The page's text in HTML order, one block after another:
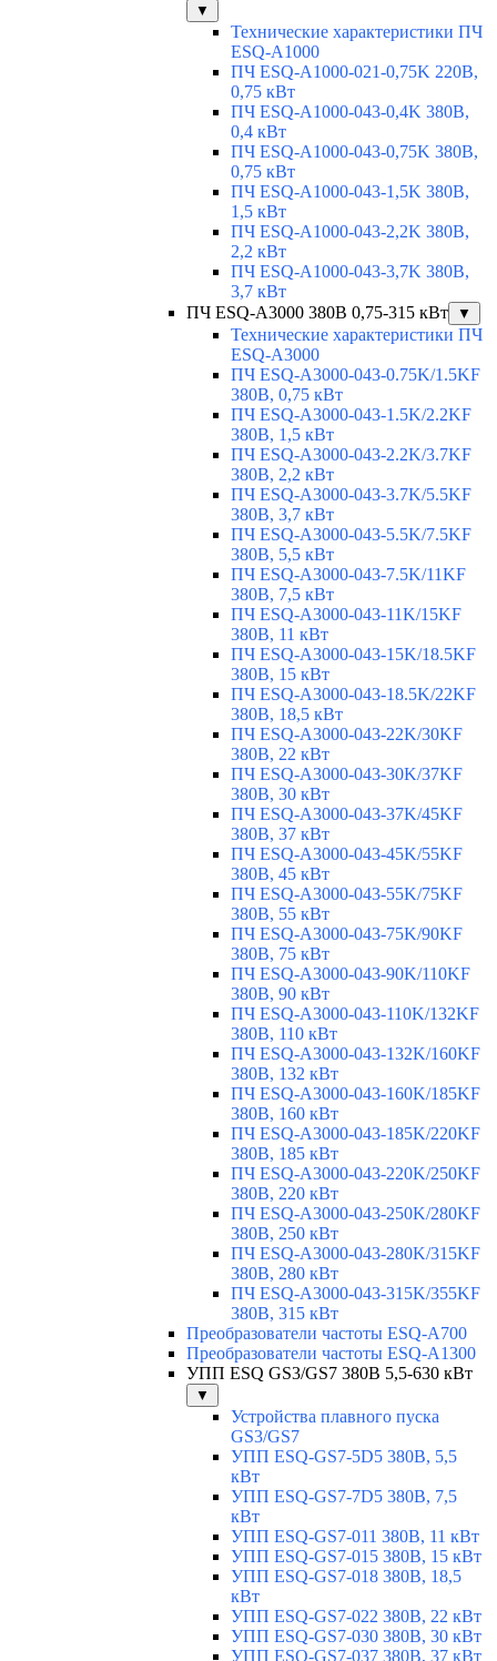
▼
Технические характеристики ПЧ
ESQ-A1000
ПЧ ESQ-A1000-021-0,75K 220В,
0,75 кВт
ПЧ ESQ-A1000-043-0,4K 380В,
0,4 кВт
ПЧ ESQ-A1000-043-0,75K 380В,
0,75 кВт
ПЧ ESQ-A1000-043-1,5K 380В,
1,5 кВт
ПЧ ESQ-A1000-043-2,2K 380В,
2,2 кВт
ПЧ ESQ-A1000-043-3,7K 380В,
3,7 кВт
ПЧ ESQ-A3000 380В 0,75-315 кВт
▼
Технические характеристики ПЧ
ESQ-A3000
ПЧ ESQ-A3000-043-0.75K/1.5KF
380В, 0,75 кВт
ПЧ ESQ-A3000-043-1.5K/2.2KF
380В, 1,5 кВт
ПЧ ESQ-A3000-043-2.2K/3.7KF
380В, 2,2 кВт
ПЧ ESQ-A3000-043-3.7K/5.5KF
380В, 3,7 кВт
ПЧ ESQ-A3000-043-5.5K/7.5KF
380В, 5,5 кВт
ПЧ ESQ-A3000-043-7.5K/11KF
380В, 7,5 кВт
ПЧ ESQ-A3000-043-11K/15KF
380В, 11 кВт
ПЧ ESQ-A3000-043-15K/18.5KF
380В, 15 кВт
ПЧ ESQ-A3000-043-18.5K/22KF
380В, 18,5 кВт
ПЧ ESQ-A3000-043-22K/30KF
380В, 22 кВт
ПЧ ESQ-A3000-043-30K/37KF
380В, 30 кВт
ПЧ ESQ-A3000-043-37K/45KF
380В, 37 кВт
ПЧ ESQ-A3000-043-45K/55KF
380В, 45 кВт
ПЧ ESQ-A3000-043-55K/75KF
380В, 55 кВт
ПЧ ESQ-A3000-043-75K/90KF
380В, 75 кВт
ПЧ ESQ-A3000-043-90K/110KF
380В, 90 кВт
ПЧ ESQ-A3000-043-110K/132KF
380В, 110 кВт
ПЧ ESQ-A3000-043-132K/160KF
380В, 132 кВт
ПЧ ESQ-A3000-043-160K/185KF
380В, 160 кВт
ПЧ ESQ-A3000-043-185K/220KF
380В, 185 кВт
ПЧ ESQ-A3000-043-220K/250KF
380В, 220 кВт
ПЧ ESQ-A3000-043-250K/280KF
380В, 250 кВт
ПЧ ESQ-A3000-043-280K/315KF
380В, 280 кВт
ПЧ ESQ-A3000-043-315K/355KF
380В, 315 кВт
Преобразователи частоты ESQ-A700
Преобразователи частоты ESQ-A1300
УПП ESQ GS3/GS7 380В 5,5-630 кВт
▼
Устройства плавного пуска
GS3/GS7
УПП ESQ-GS7-5D5 380В, 5,5
кВт
УПП ESQ-GS7-7D5 380В, 7,5
кВт
УПП ESQ-GS7-011 380В, 11 кВт
УПП ESQ-GS7-015 380В, 15 кВт
УПП ESQ-GS7-018 380В, 18,5
кВт
УПП ESQ-GS7-022 380В, 22 кВт
УПП ESQ-GS7-030 380В, 30 кВт
УПП ESQ-GS7-037 380В, 37 кВт